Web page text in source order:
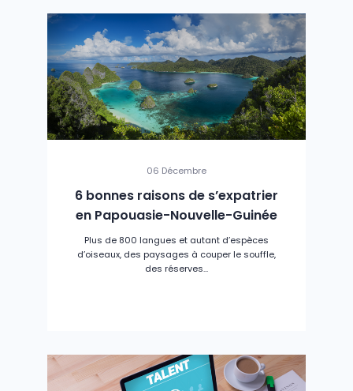
06 Décembre
6 bonnes raisons de s’expatrier
en Papouasie-Nouvelle-Guinée
Plus de 800 langues et autant d’espèces
d’oiseaux, des paysages à couper le souffle,
des réserves...